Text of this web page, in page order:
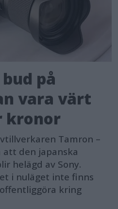
på
vara värt
kronor
Tamron –
den japanska
helägd av Sony.
i nuläget inte finns
kring